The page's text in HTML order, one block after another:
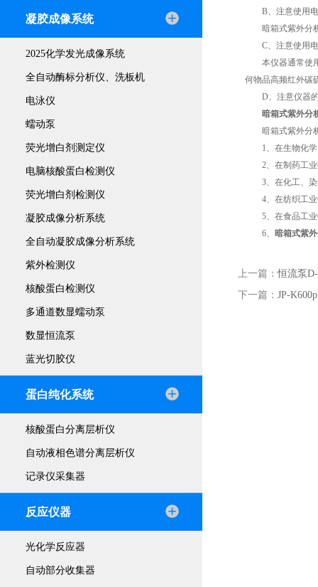
凝胶成像系统
2025化学发光成像系统
全自动酶标分析仪、洗板机
电泳仪
蠕动泵
荧光增白剂测定仪
电脑核酸蛋白检测仪
荧光增白剂检测仪
凝胶成像分析系统
全自动凝胶成像分析系统
紫外检测仪
核酸蛋白检测仪
多通道数显蠕动泵
数显恒流泵
蓝光切胶仪
蛋白纯化系统
核酸蛋白分离层析仪
自动液相色谱分离层析仪
记录仪采集器
反应仪器
光化学反应器
自动部分收集器
B、注意使用电
暗箱式紫外分析
C、注意使用电
本仪器通常使用
何物品高频红外碳
D、注意仪器的
暗箱式紫外分
暗箱式紫外分
1、在生物化学
2、在制药工业
3、在化工、染
4、在纺织工业
5、在食品工业
6、 暗箱式紫
上一篇：恒流泵
下一篇： JP-